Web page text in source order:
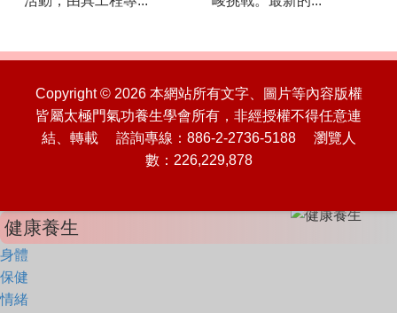
Copyright © 2026 本網站所有文字、圖片等內容版權
皆屬太極門氣功養生學會所有，非經授權不得任意連
結、轉載 諮詢專線：886-2-2736-5188 瀏覽人
數：226,229,878
健康養生
身體
保健
情緒